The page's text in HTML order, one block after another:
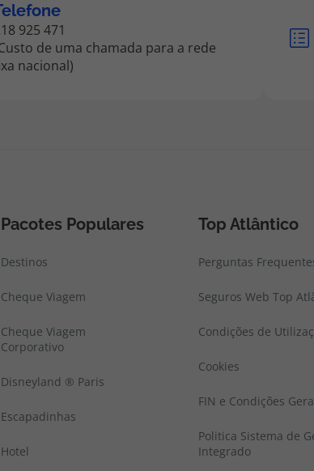
925 471
de uma chamada para a rede
nacional)
Pacotes Populares
Destinos
Cheque Viagem
Cheque Viagem
Corporativo
Disneyland ® Paris
Escapadinhas
Hotel
Top Atlântico
Perguntas
Seguros Web Top
Condições de
Cookies
FIN e Condições
Politica Sistema de
Integrado